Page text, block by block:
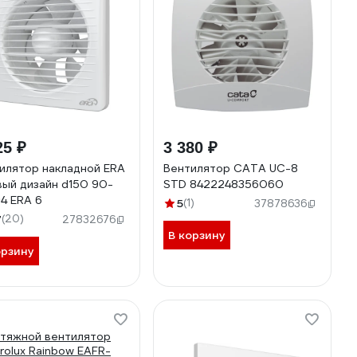
₽
накладной ERA
дизайн d150 90-
ERA 6
(20) 27832676
3 380 ₽
Вентилятор CATA UC-8
STD 8422248356060
5(1) 37878636
В корзину